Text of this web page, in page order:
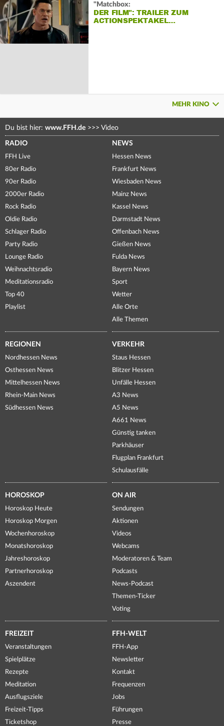
"Matchbox:
DER FILM": TRAILER ZUM
ACTIONSPEKTAKEL…
MEHR KINO
Du bist hier: www.FFH.de >>> Video
RADIO
FFH Live
80er Radio
90er Radio
2000er Radio
Rock Radio
Oldie Radio
Schlager Radio
Party Radio
Lounge Radio
Weihnachtsradio
Meditationsradio
Top 40
Playlist
NEWS
Hessen News
Frankfurt News
Wiesbaden News
Mainz News
Kassel News
Darmstadt News
Offenbach News
Gießen News
Fulda News
Bayern News
Sport
Wetter
Alle Orte
Alle Themen
REGIONEN
Nordhessen News
Osthessen News
Mittelhessen News
Rhein-Main News
Südhessen News
VERKEHR
Staus Hessen
Blitzer Hessen
Unfälle Hessen
A3 News
A5 News
A661 News
Günstig tanken
Parkhäuser
Flugplan Frankfurt
Schulausfälle
HOROSKOP
Horoskop Heute
Horoskop Morgen
Wochenhoroskop
Monatshoroskop
Jahreshoroskop
Partnerhoroskop
Aszendent
ON AIR
Sendungen
Aktionen
Videos
Webcams
Moderatoren & Team
Podcasts
News-Podcast
Themen-Ticker
Voting
FREIZEIT
Veranstaltungen
Spielplätze
Rezepte
Meditation
Ausflugsziele
Freizeit-Tipps
Ticketshop
FFH-WELT
FFH-App
Newsletter
Kontakt
Frequenzen
Jobs
Führungen
Presse